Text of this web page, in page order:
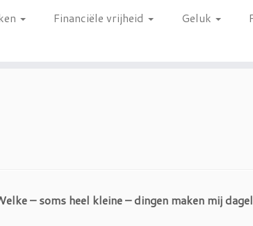
Financiële vrijheid Geluk
– soms heel kleine – dingen maken mij